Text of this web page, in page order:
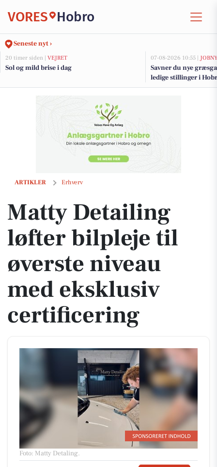
VORES Hobro
Seneste nyt ›
20 timer siden | VEJRET
Sol og mild brise i dag
07-08-2026 10:55 |
Savner du nye
ledige stillinger i
ARTIKLER Erhverv
Matty Detailing løfter bilpleje til øverste niveau med eksklusiv
Matty Detailing
løfter bilpleje til
øverste niveau
med eksklusiv
certificering
Foto: Matty Detaling.